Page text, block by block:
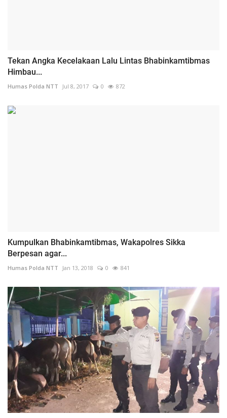
Tekan Angka Kecelakaan Lalu Lintas Bhabinkamtibmas
Himbau...
Humas Polda NTT Jul 8, 2017 0 872
Kumpulkan Bhabinkamtibmas, Wakapolres Sikka
Berpesan agar...
Humas Polda NTT Jan 13, 2018 0 841